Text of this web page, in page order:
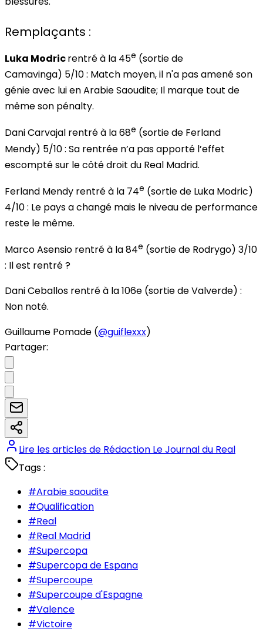
Remplaçants :
Luka Modricrentré à la 45e (sortie de
Camavinga) 5/10: Match moyen, il n'a pas amené son
génie avec lui en Arabie Saoudite; Il marque tout de
même son pénalty.
Dani Carvajal rentré à la 68e (sortie de Ferland
Mendy) 5/10: Sa rentrée n’a pas apporté l’effet
escompté sur le côté droit du Real Madrid.
Ferland Mendy rentré à la 74e (sortie de Luka Modric)
4/10: Le pays a changé mais le niveau de performance
reste le même.
Marco Asensio rentré à la 84e (sortie de Rodrygo) 3/10
: Il est rentré ?
Dani Ceballos rentré à la 106e (sortie de Valverde) :
Non noté.
Guillaume Pomade (@guiflexxx)
Partager:
Lire les articles de Rédaction Le Journal du Real
Tags :
#Arabie saoudite
#Qualification
#Real
#Real Madrid
#Supercopa
#Supercopa de Espana
#Supercoupe
#Supercoupe d'Espagne
#Valence
#Victoire